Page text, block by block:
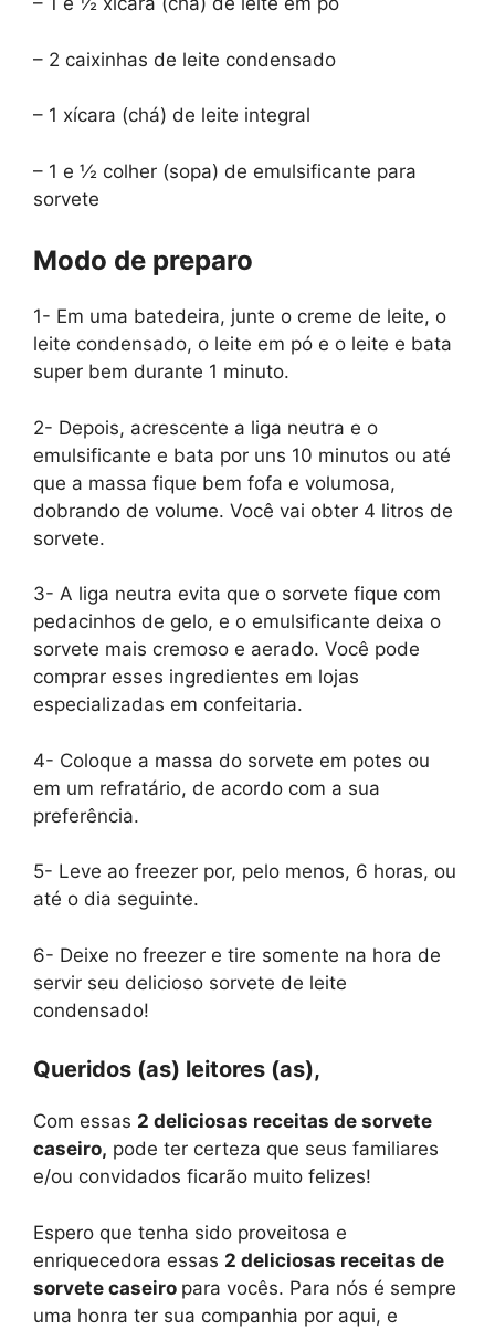
– 2 caixinhas de leite condensado
– 1 xícara (chá) de leite integral
– 1 e ½ colher (sopa) de emulsificante para
sorvete
Modo de preparo
1- Em uma batedeira, junte o creme de leite, o
leite condensado, o leite em pó e o leite e bata
super bem durante 1 minuto.
2- Depois, acrescente a liga neutra e o
emulsificante e bata por uns 10 minutos ou até
que a massa fique bem fofa e volumosa,
dobrando de volume. Você vai obter 4 litros de
sorvete.
3- A liga neutra evita que o sorvete fique com
pedacinhos de gelo, e o emulsificante deixa o
sorvete mais cremoso e aerado. Você pode
comprar esses ingredientes em lojas
especializadas em confeitaria.
4- Coloque a massa do sorvete em potes ou
em um refratário, de acordo com a sua
preferência.
5- Leve ao freezer por, pelo menos, 6 horas, ou
até o dia seguinte.
6- Deixe no freezer e tire somente na hora de
servir seu delicioso sorvete de leite
condensado!
Queridos (as) leitores (as),
Com essas 2 deliciosas receitas de sorvete
caseiro, pode ter certeza que seus familiares
e/ou convidados ficarão muito felizes!
Espero que tenha sido proveitosa e
enriquecedora essas 2 deliciosas receitas de
sorvete caseiro para vocês. Para nós é sempre
uma honra ter sua companhia por aqui, e